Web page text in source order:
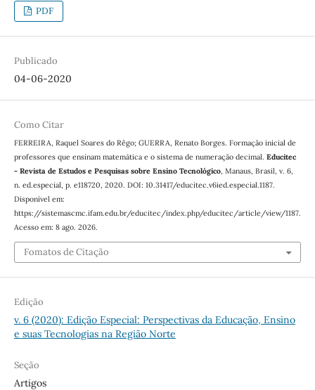
PDF
Publicado
04-06-2020
Como Citar
FERREIRA, Raquel Soares do Rêgo; GUERRA, Renato Borges. Formação inicial de
professores que ensinam matemática e o sistema de numeração decimal. Educitec
- Revista de Estudos e Pesquisas sobre Ensino Tecnológico, Manaus, Brasil, v. 6,
n. ed.especial, p. e118720, 2020. DOI: 10.31417/educitec.v6ied.especial.1187.
Disponível em:
https://sistemascmc.ifam.edu.br/educitec/index.php/educitec/article/view/1187.
Acesso em: 8 ago. 2026.
Fomatos de Citação
Edição
v. 6 (2020): Edição Especial: Perspectivas da Educação, Ensino
e suas Tecnologias na Região Norte
Seção
Artigos